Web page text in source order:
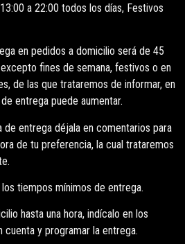
a 22:00 todos los días, Festivos
en pedidos a domicilio será de 45
fines de semana, festivos o en
de las que trataremos de informar, en
entrega puede aumentar.
de entrega déjala en comentarios para
de tu preferencia, la cual trataremos
tiempos mínimos de entrega.
hasta una hora, indícalo en los
y programar la entrega.